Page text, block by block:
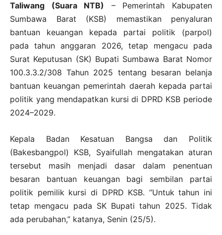
Taliwang (Suara NTB)
– Pemerintah Kabupaten
Sumbawa Barat (KSB) memastikan penyaluran
bantuan keuangan kepada partai politik (parpol)
pada tahun anggaran 2026, tetap mengacu pada
Surat Keputusan (SK) Bupati Sumbawa Barat Nomor
100.3.3.2/308 Tahun 2025 tentang besaran belanja
bantuan keuangan pemerintah daerah kepada partai
politik yang mendapatkan kursi di DPRD KSB periode
2024–2029.
Kepala Badan Kesatuan Bangsa dan Politik
(Bakesbangpol) KSB, Syaifullah mengatakan aturan
tersebut masih menjadi dasar dalam penentuan
besaran bantuan keuangan bagi sembilan partai
politik pemilik kursi di DPRD KSB. “Untuk tahun ini
tetap mengacu pada SK Bupati tahun 2025. Tidak
ada perubahan,” katanya, Senin (25/5).